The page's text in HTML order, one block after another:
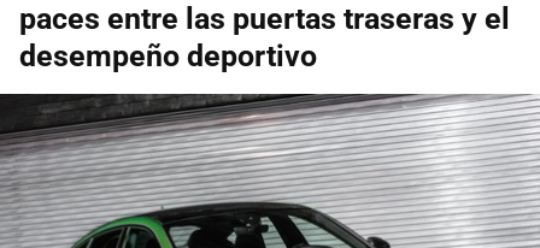
paces entre las puertas traseras y el
desempeño deportivo